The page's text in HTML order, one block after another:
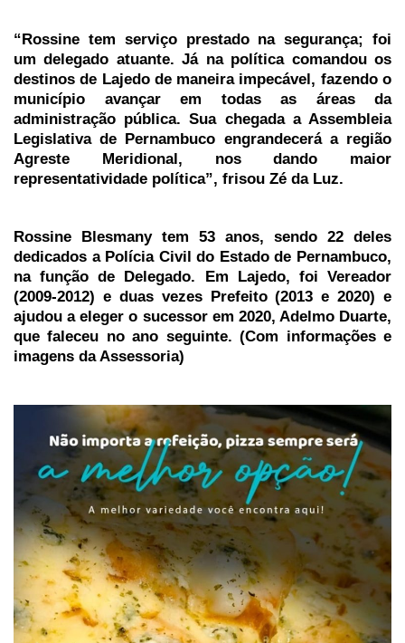
“Rossine tem serviço prestado na segurança; foi
um delegado atuante. Já na política comandou os
destinos de Lajedo de maneira impecável, fazendo o
município avançar em todas as áreas da
administração pública. Sua chegada a Assembleia
Legislativa de Pernambuco engrandecerá a região
Agreste Meridional, nos dando maior
representatividade política”, frisou Zé da Luz.
Rossine Blesmany tem 53 anos, sendo 22 deles
dedicados a Polícia Civil do Estado de Pernambuco,
na função de Delegado. Em Lajedo, foi Vereador
(2009-2012) e duas vezes Prefeito (2013 e 2020) e
ajudou a eleger o sucessor em 2020, Adelmo Duarte,
que faleceu no ano seguinte. (Com informações e
imagens da Assessoria)